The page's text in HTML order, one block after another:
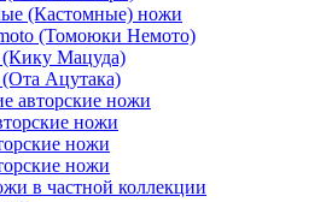
(Кастомные) ножи
(Томоюки Немото)
Мацуда)
(Ота Ацутака)
авторские ножи
ножи
ножи
ножи
в частной коллекции